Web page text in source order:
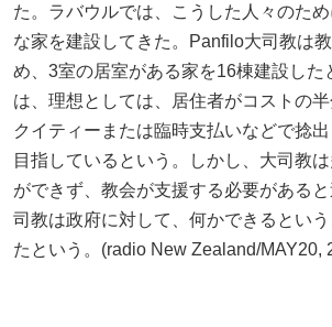
た。ラバウルでは、こうした人々のた
な家を建設してきた。Panfilo大司教は
め、3室の居室がある家を16棟建設した
は、理想としては、居住者がコストの
クイティーまたは臨時支払いなどで捻
目指しているという。しかし、大司教
ができず、教会が支援する必要がある
司教は政府に対して、何かできるとい
たという。(radio New Zealand/MAY20,